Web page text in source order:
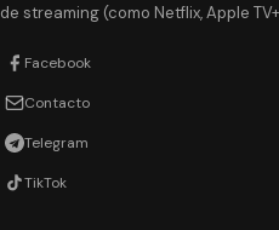
de streaming (como Netflix, Apple
Facebook
Contacto
Telegram
TikTok